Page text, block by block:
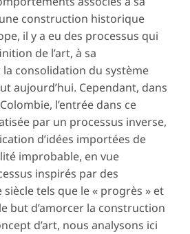
construction historique
il y a eu des processus qui
de l’art, à sa
consolidation du système
aujourd’hui. Cependant, dans
l’entrée dans ce
par un processus inverse,
d’idées importées de
improbable, en vue
inspirés par des
siècle tels que le « progrès » et
but d’amorcer la construction
d’art, nous analysons ici